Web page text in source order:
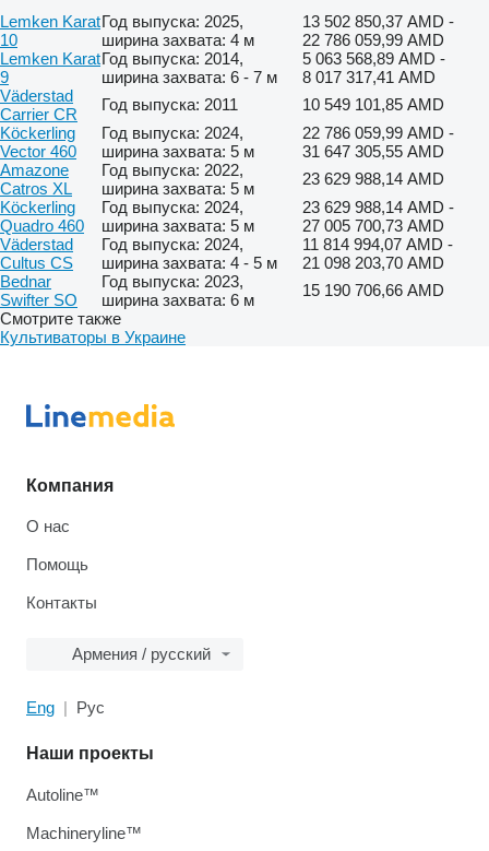
Lemken Karat
10
Год выпуска: 2025,
ширина захвата: 4 м
13 502 850,37 AMD -
22 786 059,99 AMD
Lemken Karat
9
Год выпуска: 2014,
ширина захвата: 6 - 7 м
5 063 568,89 AMD -
8 017 317,41 AMD
Väderstad
Carrier CR
Год выпуска: 2011
10 549 101,85 AMD
Köckerling
Vector 460
Год выпуска: 2024,
ширина захвата: 5 м
22 786 059,99 AMD -
31 647 305,55 AMD
Amazone
Catros XL
Год выпуска: 2022,
ширина захвата: 5 м
23 629 988,14 AMD
Köckerling
Quadro 460
Год выпуска: 2024,
ширина захвата: 5 м
23 629 988,14 AMD -
27 005 700,73 AMD
Väderstad
Cultus CS
Год выпуска: 2024,
ширина захвата: 4 - 5 м
11 814 994,07 AMD -
21 098 203,70 AMD
Bednar
Swifter SO
Год выпуска: 2023,
ширина захвата: 6 м
15 190 706,66 AMD
Смотрите также
Культиваторы в Украине
Компания
О нас
Помощь
Контакты
Армения / русский
Eng Рус
Наши проекты
Autoline™
Machineryline™